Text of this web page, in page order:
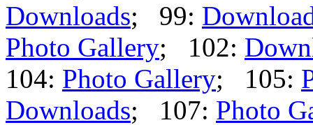
Downloads; 99:
Photo Gallery; 102:
104: Photo Gallery; 105:
Downloads; 107: Photo